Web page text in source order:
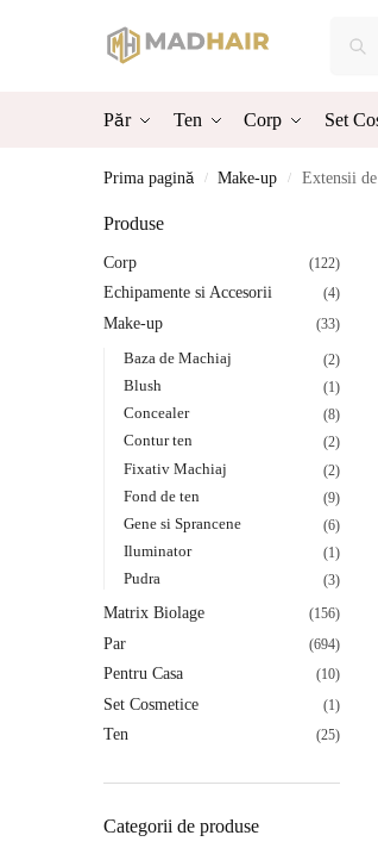
Păr Ten Corp Set
Prima pagină / Make-up / Extensii
Produse
Corp (122)
Echipamente si Accesorii (4)
Make-up (33)
Baza de Machiaj (2)
Blush (1)
Concealer (8)
Contur ten (2)
Fixativ Machiaj (2)
Fond de ten (9)
Gene si Sprancene (6)
Iluminator (1)
Pudra (3)
Matrix Biolage (156)
Par (694)
Pentru Casa (10)
Set Cosmetice (1)
Ten (25)
Categorii de produse